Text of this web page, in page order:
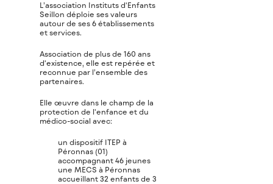
L’association Instituts d'Enfants
Seillon déploie ses valeurs
autour de ses 6 établissements
et services.
Association de plus de 160 ans
d'existence, elle est repérée et
reconnue par l’ensemble des
partenaires.
Elle œuvre dans le champ de la
protection de l'enfance et du
médico-social avec:
un dispositif ITEP à
Péronnas (01)
accompagnant 46 jeunes
une MECS à Péronnas
accueillant 32 enfants de 3